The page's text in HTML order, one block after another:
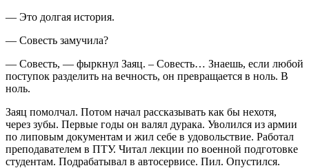
— Это долгая история.
— Совесть замучила?
— Совесть, — фыркнул Заяц. – Совесть… Знаешь, если любой
поступок разделить на вечность, он превращается в ноль. В
ноль.
Заяц помолчал. Потом начал рассказывать как бы нехотя,
через зубы. Первые годы он валял дурака. Уволился из армии
по липовым документам и жил себе в удовольствие. Работал
преподавателем в ПТУ. Читал лекции по военной подготовке
студентам. Подрабатывал в автосервисе. Пил. Опустился.